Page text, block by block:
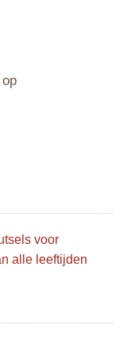
voor
alle leeftijden